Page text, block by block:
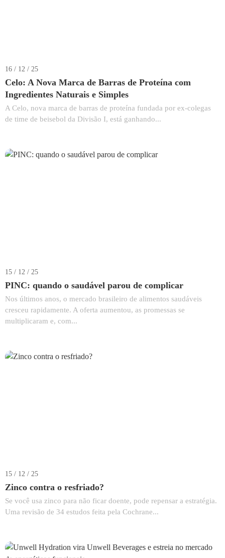
16 / 12 / 25
Celo: A Nova Marca de Barras de Proteína com
Ingredientes Naturais e Simples
A Celo, nova marca de barras de proteína fundada por ex-colegas
de time de beisebol da Divisão I, está ganhando...
15 / 12 / 25
PINC: quando o saudável parou de complicar
Nos últimos anos, o mercado brasileiro de alimentos saudáveis
cresceu rapidamente. A oferta aumentou, as promessas se
multiplicaram e, com...
15 / 12 / 25
Zinco contra o resfriado?
Se você usa zinco para não ficar doente, pode repensar a estratégia.
Uma revisão de 34 estudos feita pela Cochrane...